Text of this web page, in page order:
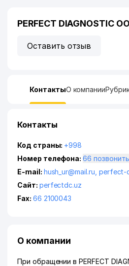
PERFECT DIAGNOSTIC
Оставить отзыв
КонтактыО компании
Контакты
Код страны: +998
Номер телефона:
66 позвонить
E-mail: hush_ur@mail.ru perfect-
Сайт: perfectdc.uz
Fax: 66 2100043
О компании
При обращении в PERFECT